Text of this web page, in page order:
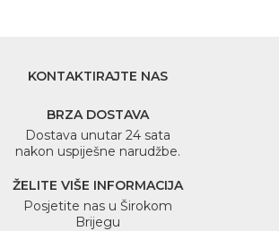
KONTAKTIRAJTE NAS
BRZA DOSTAVA
Dostava unutar 24 sata
nakon uspiješne narudžbe.
ŽELITE VIŠE INFORMACIJA
Posjetite nas u Širokom
Brijegu